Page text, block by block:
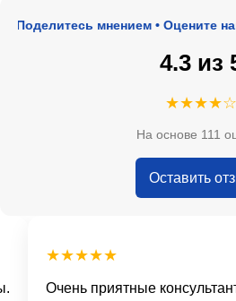
мнением • Оцените наш
4.3 из
★★★★☆
На основе 111
Оставить
★★★★★
Очень приятные